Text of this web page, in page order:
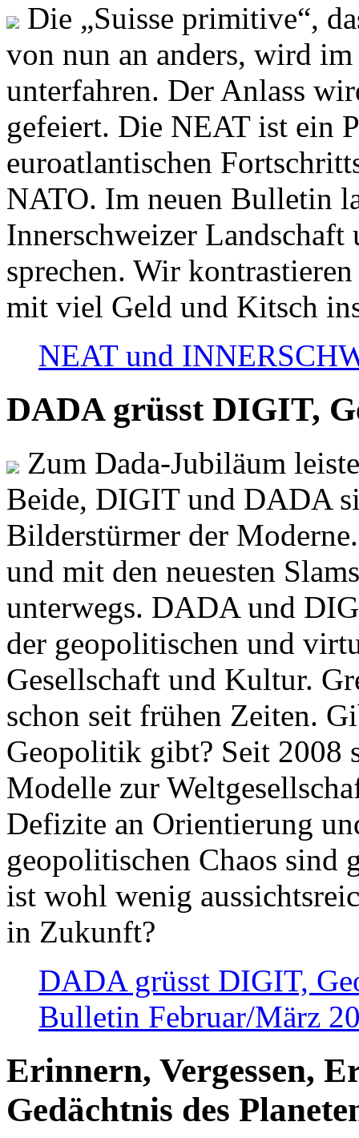
Die „Suisse primitive“,
von nun an anders, wird
unterfahren. Der Anlass
gefeiert. Die NEAT ist ein
euroatlantischen
NATO. Im neuen Bulletin
Innerschweizer
sprechen. Wir
mit viel Geld und Kitsch
NEAT und
DADA grüsst DIGIT,
Zum Dada-Jubiläum
Beide, DIGIT und DADA
Bilderstürmer der
und mit den neuesten
unterwegs. DADA und
der geopolitischen und
Gesellschaft und Kultur.
schon seit frühen Zeiten.
Geopolitik gibt? Seit 2008
Modelle zur
Defizite an Orientierung
geopolitischen Chaos sind
ist wohl wenig
in Zukunft?
DADA grüsst DIGIT,
Bulletin Februar/März
Erinnern, Vergessen,
Gedächtnis des